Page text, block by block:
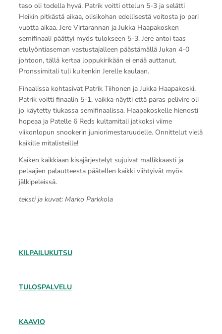
taso oli todella hyvä. Patrik voitti ottelun 5-3 ja selätti
Heikin pitkästä aikaa, olisikohan edellisestä voitosta jo pari
vuotta aikaa. Jere Virtarannan ja Jukka Haapakosken
semifinaali päättyi myös tulokseen 5-3. Jere antoi taas
etulyöntiaseman vastustajalleen päästämällä Jukan 4-0
johtoon, tällä kertaa loppukirikään ei enää auttanut.
Pronssimitali tuli kuitenkin Jerelle kaulaan.
Finaalissa kohtasivat Patrik Tiihonen ja Jukka Haapakoski.
Patrik voitti finaalin 5-1, vaikka näytti että paras pelivire oli
jo käytetty tiukassa semifinaalissa. Haapakoskelle hienosti
hopeaa ja Patelle 6 Reds kultamitali jatkoksi viime
viikonlopun snookerin juniorimestaruudelle. Onnittelut vielä
kaikille mitalisteille!
Kaiken kaikkiaan kisajärjestelyt sujuivat mallikkaasti ja
pelaajien palautteesta päätellen kaikki viihtyivät myös
jälkipeleissä.
teksti ja kuvat: Marko Parkkola
KILPAILUKUTSU
TULOSPALVELU
KAAVIO